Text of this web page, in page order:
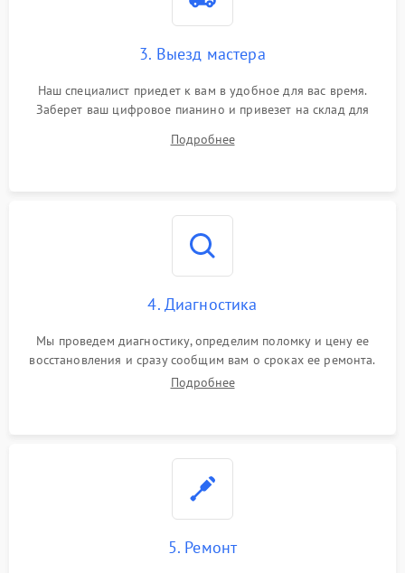
3. Выезд мастера
Наш специалист приедет к вам в удобное для вас время.
Заберет ваш цифровое пианино и привезет на склад для
Подробнее
4. Диагностика
Мы проведем диагностику, определим поломку и цену ее
восстановления и сразу сообщим вам о сроках ее ремонта.
Подробнее
5. Ремонт